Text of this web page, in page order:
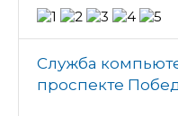
Служба
проспекте